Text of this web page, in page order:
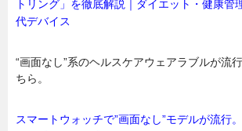
トリング」を徹底解説｜ダイエット・健康管
代デバイス
“画面なし”系のヘルスケアウェアラブルが流
ちら。
スマートウォッチで”画面なし”モデルが流行